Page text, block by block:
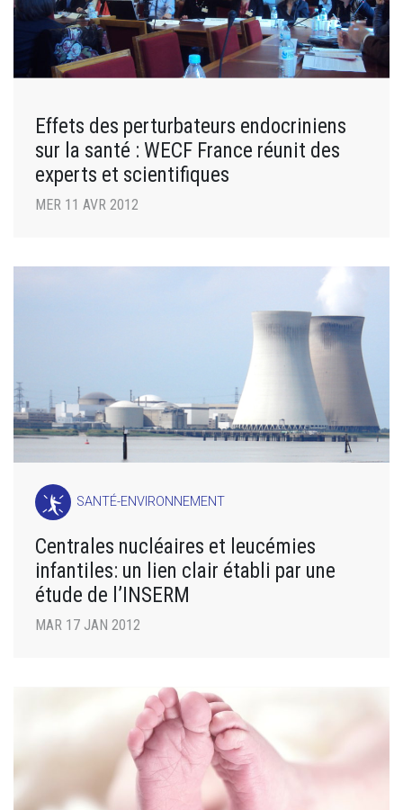
Effets des perturbateurs endocriniens
sur la santé : WECF France réunit des
experts et scientifiques
MER 11 AVR 2012
SANTÉ-ENVIRONNEMENT
Centrales nucléaires et leucémies
infantiles: un lien clair établi par une
étude de l’INSERM
MAR 17 JAN 2012